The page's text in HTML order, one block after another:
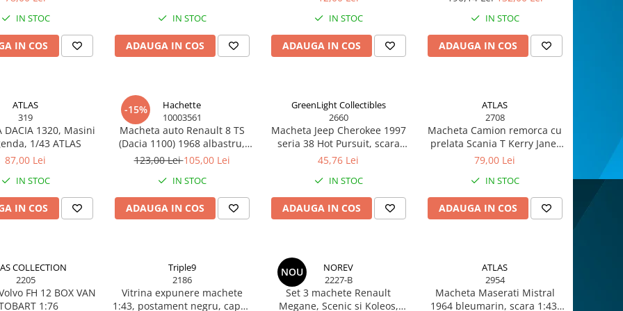
IN STOC
IN COS
IN STOC
ADAUGA IN COS
IN STOC
ADAUGA IN COS
IN STOC
ADAUGA IN COS
ATLAS
319
DACIA 1320, Masini
1/43 ATLAS
87,00 Lei
IN STOC
IN COS
-15%
Hachette
10003561
Macheta auto Renault 8 TS
(Dacia 1100) 1968 albastru,
scara 1:24, Hachette
123,00 Lei105,00 Lei
IN STOC
ADAUGA IN COS
GreenLight Collectibles
2660
Macheta Jeep Cherokee 1997
seria 38 Hot Pursuit, scara
1:64, Greenlight gl42960c
45,76 Lei
IN STOC
ADAUGA IN COS
ATLAS
2708
Macheta Camion remorca cu
prelata Scania T Kerry Jane,
H777, Eddie Stobart, scara
79,00 Lei
IN STOC
ADAUGA IN COS
COLLECTION
2205
FH 12 BOX VAN
1:76
Triple9
2186
Vitrina expunere machete
1:43, postament negru, capac
NOU
NOREV
2227-B
Set 3 machete Renault
Megane, Scenic si Koleos,
ATLAS
2954
Macheta Maserati Mistral
1964 bleumarin, scara 1:43,